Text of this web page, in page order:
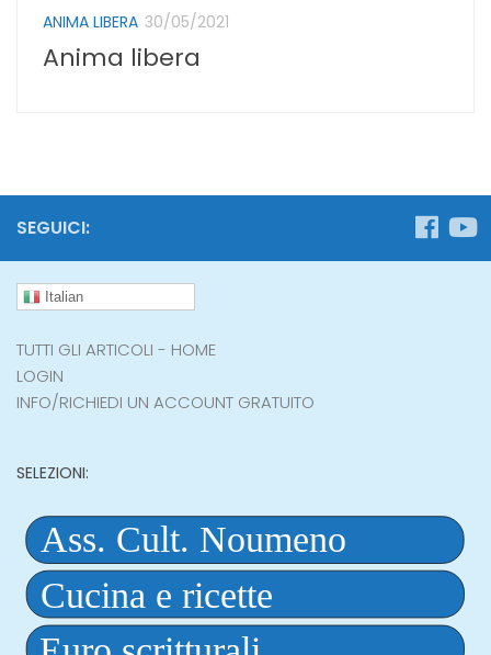
ANIMA LIBERA 30/05/2021
Anima libera
SEGUICI:
Italian
TUTTI GLI ARTICOLI - HOME
LOGIN
INFO/RICHIEDI UN ACCOUNT GRATUITO
SELEZIONI: